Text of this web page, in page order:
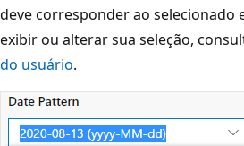
deve corresponder ao selecionado
exibir ou alterar sua seleção,
do usuário.